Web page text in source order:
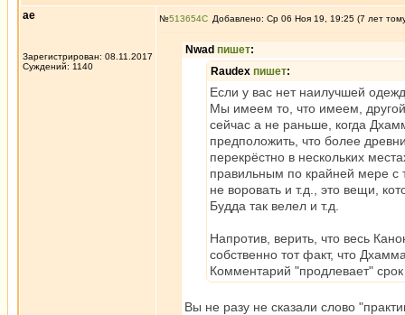
ae
Зарегистрирован: 08.11.2017
Суждений: 1140
№513654 Добавлено: Ср 06 Ноя 19, 19:25 (7 лет
Nwad пишет:
Raudex пишет:
Если у вас нет наилучшей
Мы имеем то, что имеем, другой
сейчас а не раньше, когда
предположить, что более
перекрёстно в нескольких
правильным по крайней мере с
не воровать и т.д., это вещи,
Будда так велел и т.д.
Напротив, верить, что весь
собственно тот факт, что
Комментарий "продлевает"
Вы не разу не сказали слово